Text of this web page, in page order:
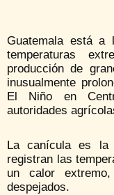
Guatemala está
temperaturas
producción de
inusualmente
El Niño en
autoridades
La canícula es la
registran las
un calor
despejados.